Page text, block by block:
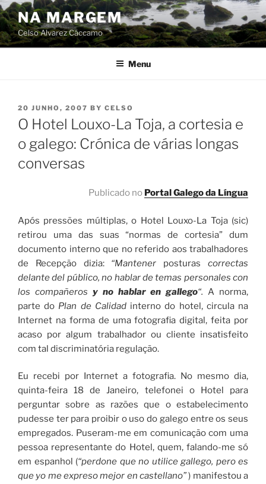
Skip
to
content
NA MARGEM
Celso Alvarez Cáccamo
Menu
POSTED
ON
20 JUNHO, 2007 BY CELSO
O Hotel Louxo-La Toja, a cortesia e
o galego: Crónica de várias longas
conversas
Publicado no Portal Galego da Língua
Após pressões múltiplas, o Hotel Louxo-La Toja (sic)
retirou uma das suas “normas de cortesia” dum
documento interno que no referido aos trabalhadores
de Recepção dizia: “Mantener posturas correctas
delante del público, no hablar de temas personales con
los compañeros y no hablar en gallego“. A norma,
parte do Plan de Calidadinterno do hotel, circula na
Internet na forma de uma fotografia digital, feita por
acaso por algum trabalhador ou cliente insatisfeito
com tal discriminatória regulação.
Eu recebi por Internet a fotografia. No mesmo dia,
quinta-feira 18 de Janeiro, telefonei o Hotel para
perguntar sobre as razões que o estabelecimento
pudesse ter para proibir o uso do galego entre os seus
empregados. Puseram-me em comunicação com uma
pessoa representante do Hotel, quem, falando-me só
em espanhol (“perdone que no utilice gallego, pero es
que yo me expreso mejor en castellano”) manifestou a